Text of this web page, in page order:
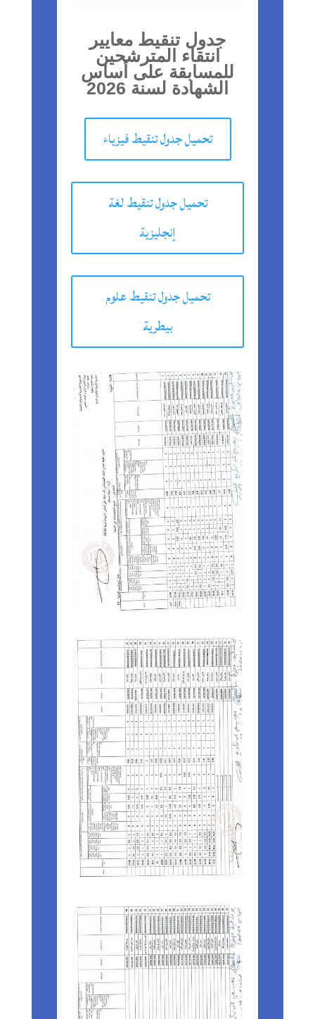
جدول تنقيط معايير
انتقاء المترشحين
للمسابقة على أساس
الشهادة لسنة 2026
تحميل جدول تنقيط فيزياء
تحميل جدول تنقيط لغة
إنجليزية
تحميل جدول تنقيط علوم
بيطرية